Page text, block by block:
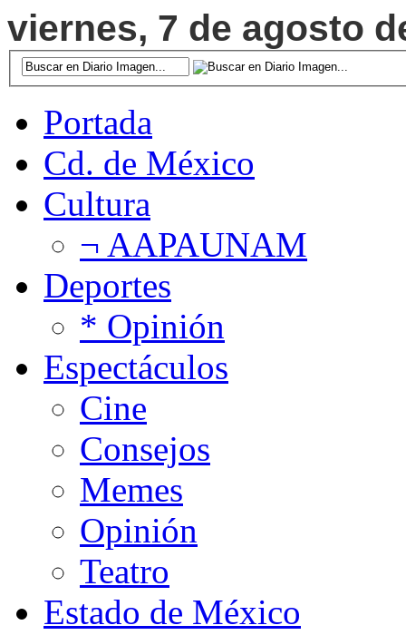
viernes, 7 de agosto
Portada
Cd. de México
Cultura
¬ AAPAUNAM
Deportes
* Opinión
Espectáculos
Cine
Consejos
Memes
Opinión
Teatro
Estado de México